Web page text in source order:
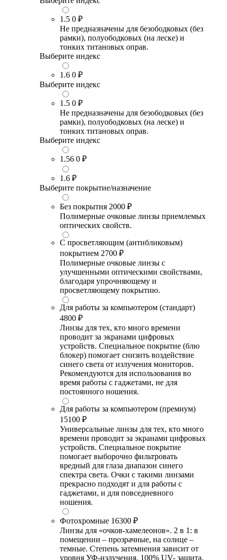
1.5 0 ₽
Не предназначены для безободковых (без
рамки), полуободковых (на леске) и
тонких титановых оправ.
Выберите индекс
1.6 0 ₽
Выберите индекс
1.5 0 ₽
Не предназначены для безободковых (без
рамки), полуободковых (на леске) и
тонких титановых оправ.
Выберите индекс
1.56 0 ₽
1.6 ₽
Выберите покрытие/назначение
Без покрытия 2000 ₽
Полимерные очковые линзы приемлемых
оптических свойств.
С просветляющим (антибликовым)
покрытием 2700 ₽
Полимерные очковые линзы с
улучшенными оптическими свойствами,
благодаря упрочняющему и
просветляющему покрытию.
Для работы за компьютером (стандарт)
4800 ₽
Линзы для тех, кто много времени
проводит за экранами цифровых
устройств. Специальное покрытие (блю
блокер) помогает снизить воздействие
синего света от излучения мониторов.
Рекомендуются для использования во
время работы с гаджетами, не для
постоянного ношения.
Для работы за компьютером (премиум)
15100 ₽
Универсальные линзы для тех, кто много
времени проводит за экранами цифровых
устройств. Специальное покрытие
помогает выборочно фильтровать
вредный для глаза диапазон синего
спектра света. Очки с такими линзами
прекрасно подходят и для работы с
гаджетами, и для повседневного
ношения.
Фотохромные 16300 ₽
Линзы для «очков-хамелеонов». 2 в 1: в
помещении – прозрачные, на солнце –
темные. Степень затемнения зависит от
уровня УФ-излучения. 100% UV- защита.